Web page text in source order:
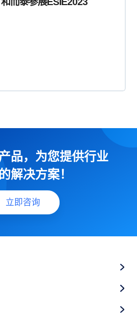
品，为您提供行业
解决方案！
立即咨询